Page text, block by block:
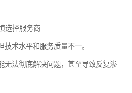
选择服务商
术水平和服务质量不一。
无法彻底解决问题，甚至导致反复渗